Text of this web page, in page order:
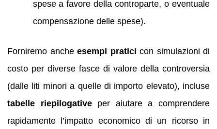
spese a favore della controparte, o eventuale
compensazione delle spese).
Forniremo anche esempi pratici con simulazioni di
costo per diverse fasce di valore della controversia
(dalle liti minori a quelle di importo elevato), incluse
tabelle riepilogativeper aiutare a comprendere
rapidamente l’impatto economico di un ricorso in